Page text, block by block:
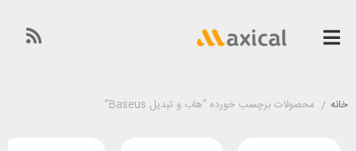
خانه / محصولات برچسب خورده “هاب و تبدیل Baseus”